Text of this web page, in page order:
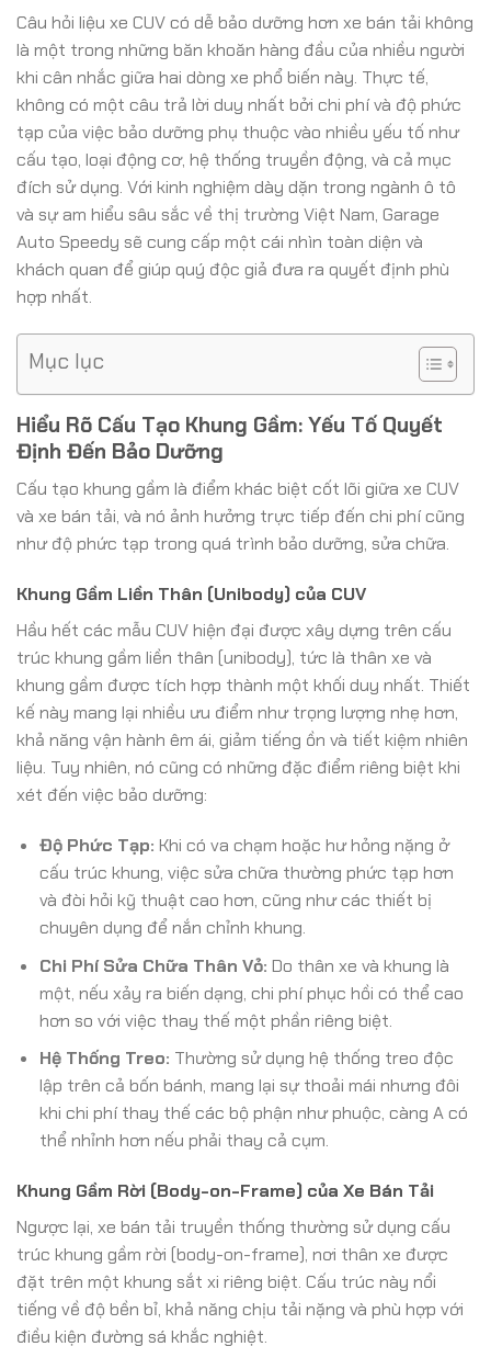
Câu hỏi liệu xe CUV có dễ bảo dưỡng hơn xe bán tải không
là một trong những băn khoăn hàng đầu của nhiều người
khi cân nhắc giữa hai dòng xe phổ biến này. Thực tế,
không có một câu trả lời duy nhất bởi chi phí và độ phức
tạp của việc bảo dưỡng phụ thuộc vào nhiều yếu tố như
cấu tạo, loại động cơ, hệ thống truyền động, và cả mục
đích sử dụng. Với kinh nghiệm dày dặn trong ngành ô tô
và sự am hiểu sâu sắc về thị trường Việt Nam, Garage
Auto Speedy sẽ cung cấp một cái nhìn toàn diện và
khách quan để giúp quý độc giả đưa ra quyết định phù
hợp nhất.
Mục lục
Hiểu Rõ Cấu Tạo Khung Gầm: Yếu Tố Quyết
Định Đến Bảo Dưỡng
Cấu tạo khung gầm là điểm khác biệt cốt lõi giữa xe CUV
và xe bán tải, và nó ảnh hưởng trực tiếp đến chi phí cũng
như độ phức tạp trong quá trình bảo dưỡng, sửa chữa.
Khung Gầm Liền Thân (Unibody) của CUV
Hầu hết các mẫu CUV hiện đại được xây dựng trên cấu
trúc khung gầm liền thân (unibody), tức là thân xe và
khung gầm được tích hợp thành một khối duy nhất. Thiết
kế này mang lại nhiều ưu điểm như trọng lượng nhẹ hơn,
khả năng vận hành êm ái, giảm tiếng ồn và tiết kiệm nhiên
liệu. Tuy nhiên, nó cũng có những đặc điểm riêng biệt khi
xét đến việc bảo dưỡng:
Độ Phức Tạp: Khi có va chạm hoặc hư hỏng nặng ở
cấu trúc khung, việc sửa chữa thường phức tạp hơn
và đòi hỏi kỹ thuật cao hơn, cũng như các thiết bị
chuyên dụng để nắn chỉnh khung.
Chi Phí Sửa Chữa Thân Vỏ: Do thân xe và khung là
một, nếu xảy ra biến dạng, chi phí phục hồi có thể cao
hơn so với việc thay thế một phần riêng biệt.
Hệ Thống Treo: Thường sử dụng hệ thống treo độc
lập trên cả bốn bánh, mang lại sự thoải mái nhưng đôi
khi chi phí thay thế các bộ phận như phuộc, càng A có
thể nhỉnh hơn nếu phải thay cả cụm.
Khung Gầm Rời (Body-on-Frame) của Xe Bán Tải
Ngược lại, xe bán tải truyền thống thường sử dụng cấu
trúc khung gầm rời (body-on-frame), nơi thân xe được
đặt trên một khung sắt xi riêng biệt. Cấu trúc này nổi
tiếng về độ bền bỉ, khả năng chịu tải nặng và phù hợp với
điều kiện đường sá khắc nghiệt.